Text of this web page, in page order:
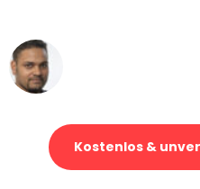
Kostenlos &